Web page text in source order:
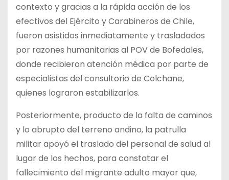
contexto y gracias a la rápida acción de los
efectivos del Ejército y Carabineros de Chile,
fueron asistidos inmediatamente y trasladados
por razones humanitarias al POV de Bofedales,
donde recibieron atención médica por parte de
especialistas del consultorio de Colchane,
quienes lograron estabilizarlos.
Posteriormente, producto de la falta de caminos
y lo abrupto del terreno andino, la patrulla
militar apoyó el traslado del personal de salud al
lugar de los hechos, para constatar el
fallecimiento del migrante adulto mayor que,